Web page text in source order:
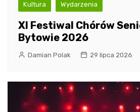
Kultura Wydarzenia
XI Festiwal Chórów
Bytowie 2026
Damian Polak 29 lipca 2026